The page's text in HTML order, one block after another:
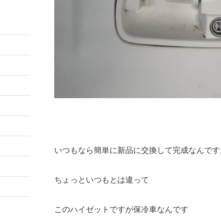
いつもなら簡単に新品に交換して完成なんで
ちょっといつもとは違って
このハイゼットですが保冷車なんです